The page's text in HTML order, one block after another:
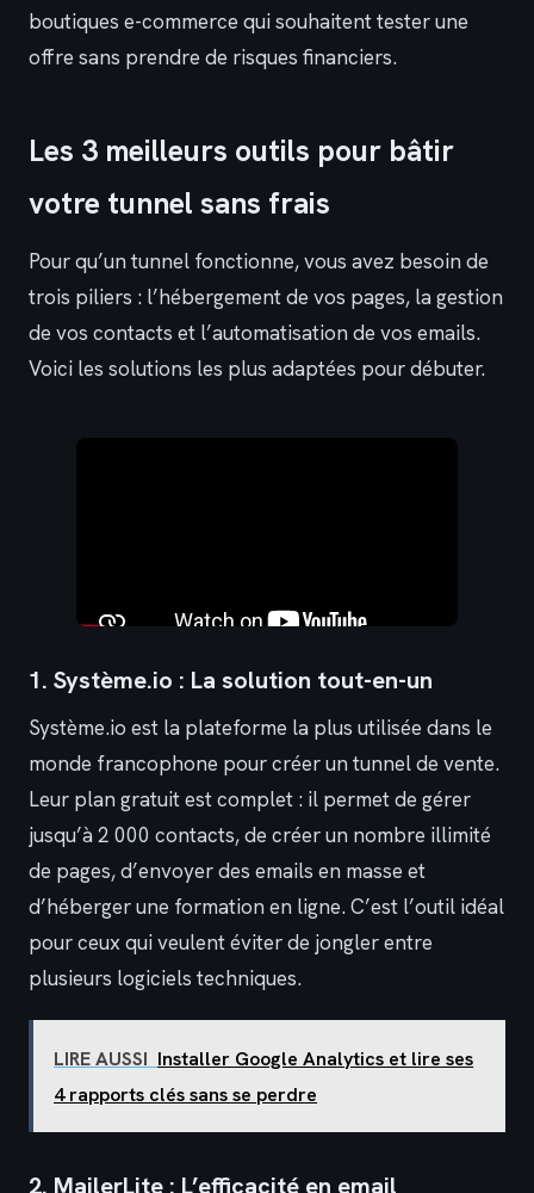
boutiques e-commerce qui souhaitent tester une
offre sans prendre de risques financiers.
Les 3 meilleurs outils pour bâtir
votre tunnel sans frais
Pour qu’un tunnel fonctionne, vous avez besoin de
trois piliers : l’hébergement de vos pages, la gestion
de vos contacts et l’automatisation de vos emails.
Voici les solutions les plus adaptées pour débuter.
1. Système.io : La solution tout-en-un
Système.io est la plateforme la plus utilisée dans le
monde francophone pour créer un tunnel de vente.
Leur plan gratuit est complet : il permet de gérer
jusqu’à 2 000 contacts, de créer un nombre illimité
de pages, d’envoyer des emails en masse et
d’héberger une formation en ligne. C’est l’outil idéal
pour ceux qui veulent éviter de jongler entre
plusieurs logiciels techniques.
LIRE AUSSI Installer Google Analytics et lire ses
4 rapports clés sans se perdre
2. MailerLite : L’efficacité en email